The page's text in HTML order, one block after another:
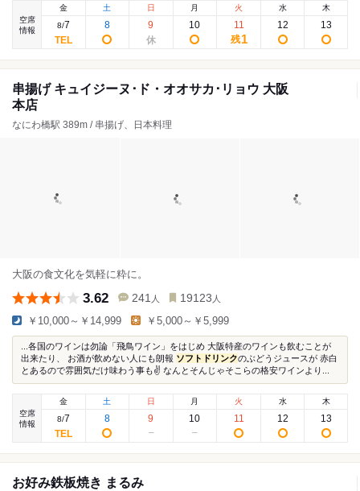
空席
情報
金
8/7
土
8
日
9
月
10
火
11
残1
水
12
木
13
串揚げ キュイジーヌ･ド・オオサカ･リョウ 大阪
本店
なにわ橋駅 389m / 串揚げ、日本料理
大阪の食文化を気軽に粋に。
3.62 241 人 19123 人
￥10,000～￥14,999 ￥5,000～￥5,999
...各国のワインは勿論「飛鳥ワイン」をはじめ 大阪特産のワインも飲むことが
出来たり、 お酒が飲めない人にも朗報 ソフトドリンクのぶどうジュースが 赤白
とあるので雰囲気だけ味わう事も✌️ なんとそんじゃそこらの格安ワインより...
空席
情報
金
8/7
土
8
日
9
月
10
火
11
水
12
木
13
お好み鉄板焼き まるみ